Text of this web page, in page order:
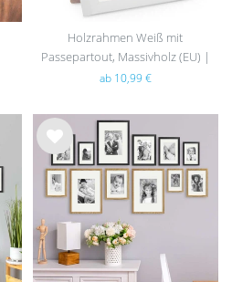
Holzrahmen Weiß mit
Passepartout, Massivholz (EU) |
Serie 110
ab 10,99 €
Wu
nsc
hlist